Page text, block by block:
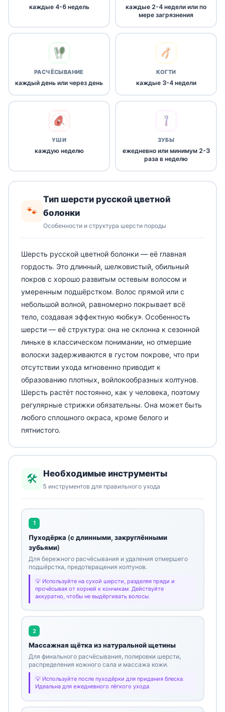
каждые 4-6 недель
каждые 2-4 недели или по
мере загрязнения
РАСЧЁСЫВАНИЕ
каждый день или через день
КОГТИ
каждые 3-4 недели
УШИ
каждую неделю
ЗУБЫ
ежедневно или минимум 2-3
раза в неделю
🐾
Тип шерсти русской цветной
болонки
Особенности и структура шерсти породы
Шерсть русской цветной болонки — её главная
гордость. Это длинный, шелковистый, обильный
покров с хорошо развитым остевым волосом и
умеренным подшёрстком. Волос прямой или с
небольшой волной, равномерно покрывает всё
тело, создавая эффектную «юбку». Особенность
шерсти — её структура: она не склонна к сезонной
линьке в классическом понимании, но отмершие
волоски задерживаются в густом покрове, что при
отсутствии ухода мгновенно приводит к
образованию плотных, войлокообразных колтунов.
Шерсть растёт постоянно, как у человека, поэтому
регулярные стрижки обязательны. Она может быть
любого сплошного окраса, кроме белого и
пятнистого.
🛠️ Необходимые инструменты
5 инструментов для правильного ухода
1
Пуходёрка (с длинными, закруглёнными
зубьями)
Для бережного расчёсывания и удаления отмершего
подшёрстка, предотвращения колтунов.
Используйте на сухой шерсти, разделяя пряди и
прочёсывая от корней к кончикам. Действуйте
аккуратно, чтобы не выдёргивать волосы.
2
Массажная щётка из натуральной щетины
Для финального расчёсывания, полировки шерсти,
распределения кожного сала и массажа кожи.
Используйте после пуходёрки для придания блеска.
Идеальна для ежедневного лёгкого ухода.